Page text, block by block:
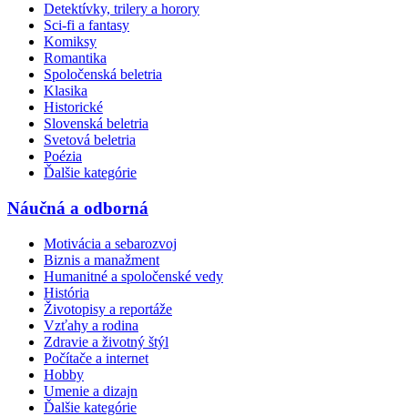
Detektívky, trilery a horory
Sci-fi a fantasy
Komiksy
Romantika
Spoločenská beletria
Klasika
Historické
Slovenská beletria
Svetová beletria
Poézia
Ďalšie kategórie
Náučná a odborná
Motivácia a sebarozvoj
Biznis a manažment
Humanitné a spoločenské vedy
História
Životopisy a reportáže
Vzťahy a rodina
Zdravie a životný štýl
Počítače a internet
Hobby
Umenie a dizajn
Ďalšie kategórie